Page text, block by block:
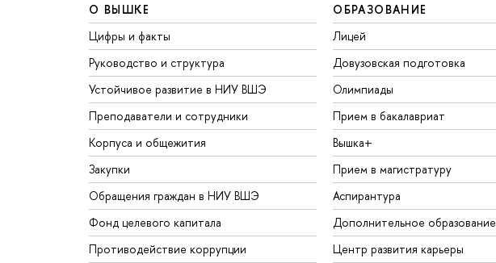
О ВЫШКЕ
Цифры и факты
Руководство и структура
Устойчивое развитие в НИУ ВШЭ
Преподаватели и сотрудники
Корпуса и общежития
Закупки
Обращения граждан в НИУ ВШЭ
Фонд целевого капитала
Противодействие коррупции
ОБРАЗОВАНИЕ
Лицей
Довузовская подготовка
Олимпиады
Прием в бакалавриат
Вышка+
Прием в магистратуру
Аспирантура
Дополнительное образование
Центр развития карьеры